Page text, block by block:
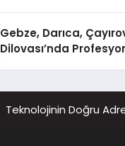
Gebze, Darıca,
Dilovası’nda
Teknolojinin Doğru